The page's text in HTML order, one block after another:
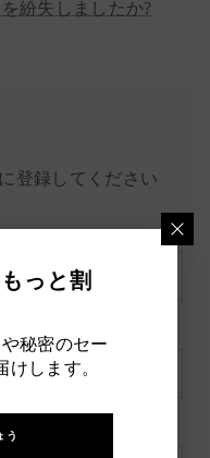
紛失しましたか?
登録してください
っと割
秘密のセー
けします。
う